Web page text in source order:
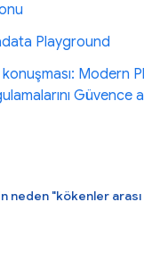
Playground
Modern
Güvence
neden "kökenler arası